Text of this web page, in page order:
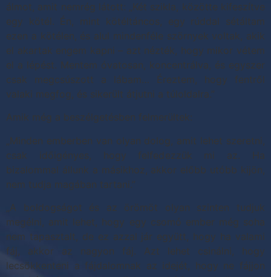
álmot, amit nemrég látott: „Két szikla, közötte kifeszítve
egy kötél. Én, mint kötéltáncos, egy rúddal sétáltam
ezen a kötélen, és alul mindenféle szörnyek voltak, akik
el akartak engem kapni – azt nézték, hogy mikor vétem
el a lépést. Mentem óvatosan, koncentrálva, és egyszer
csak megcsúszott a lábam… Éreztem, hogy fentről
valaki megfog, és sikerült átjutni a túloldalra.”
Amik még a beszélgetésben felmerültek:
„Minden emberben van olyan dolog, amit lehet szeretni,
csak időigényes, hogy felfedezzük mi az. Ha
bizalommal állunk a másikhoz, akkor előbb utóbb kijön,
nem tudja magában tartani.”
„A boldogságot és az örömöt olyan szinten tudjuk
megélni, amit lehet, hogy egy csomó ember még soha
nem tapasztalt, de ez azzal jár együtt, hogy ha valami
fáj, akkor az nagyon fáj. Azt lehet csinálni, hogy
lecsökkenteni a fájdalomnak az idejét, hogy ne fájjon